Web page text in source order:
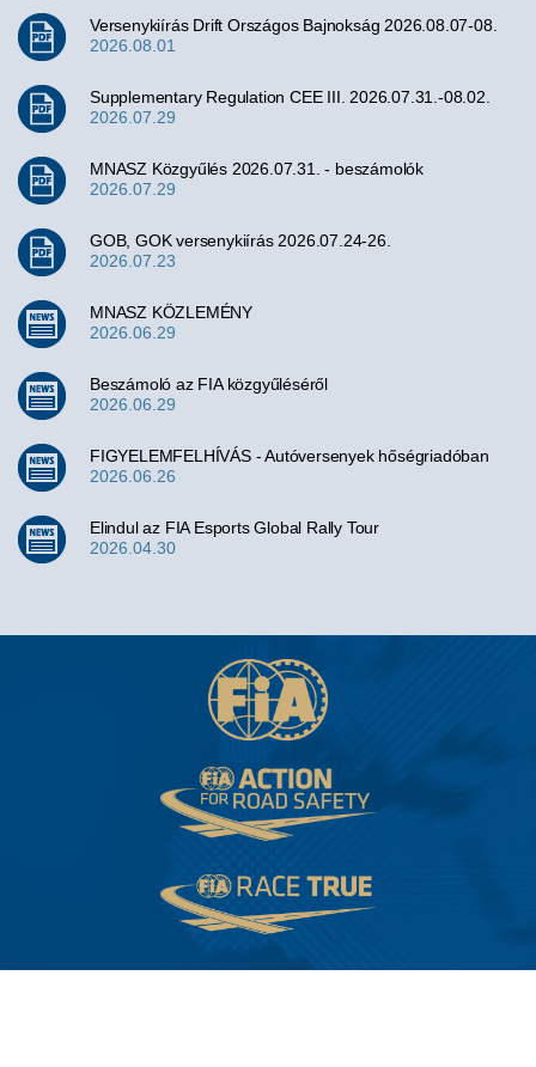
Versenykiírás Drift Országos Bajnokság 2026.08.07-08.
2026.08.01
Supplementary Regulation CEE III. 2026.07.31.-08.02.
2026.07.29
MNASZ Közgyűlés 2026.07.31. - beszámolók
2026.07.29
GOB, GOK versenykiírás 2026.07.24-26.
2026.07.23
MNASZ KÖZLEMÉNY
2026.06.29
Beszámoló az FIA közgyűléséről
2026.06.29
FIGYELEMFELHÍVÁS - Autóversenyek hőségriadóban
2026.06.26
Elindul az FIA Esports Global Rally Tour
2026.04.30